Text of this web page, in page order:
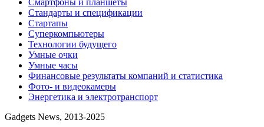
Стандарты и спецификации
Стартапы
Суперкомпьютеры
Технологии будущего
Умные очки
Умные часы
Финансовые результаты компаний и статистика
Фото- и видеокамеры
Энергетика и электротранспорт
Gadgets News, 2013-2025